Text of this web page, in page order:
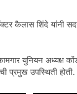
कैलास शिंदे यांनी
युनियन अध्यक्ष
प्रमुख उपस्थिती होती.